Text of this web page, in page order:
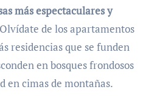
más espectaculares y
de los apartamentos
residencias que se funden
en bosques frondosos
en cimas de montañas.